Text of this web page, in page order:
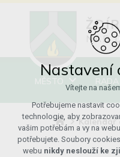
NAD
Kalendář
Nastavení
Vítejte na
Potřebujeme nastavit
technologie, aby
vašim potřebám a vy na
potřebujete. Soubory
webu nikdy neslouží ke